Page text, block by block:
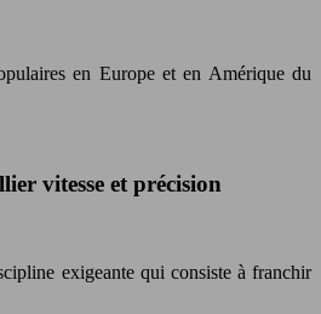
en Europe et en Amérique du
vitesse et précision
exigeante qui consiste à franchir